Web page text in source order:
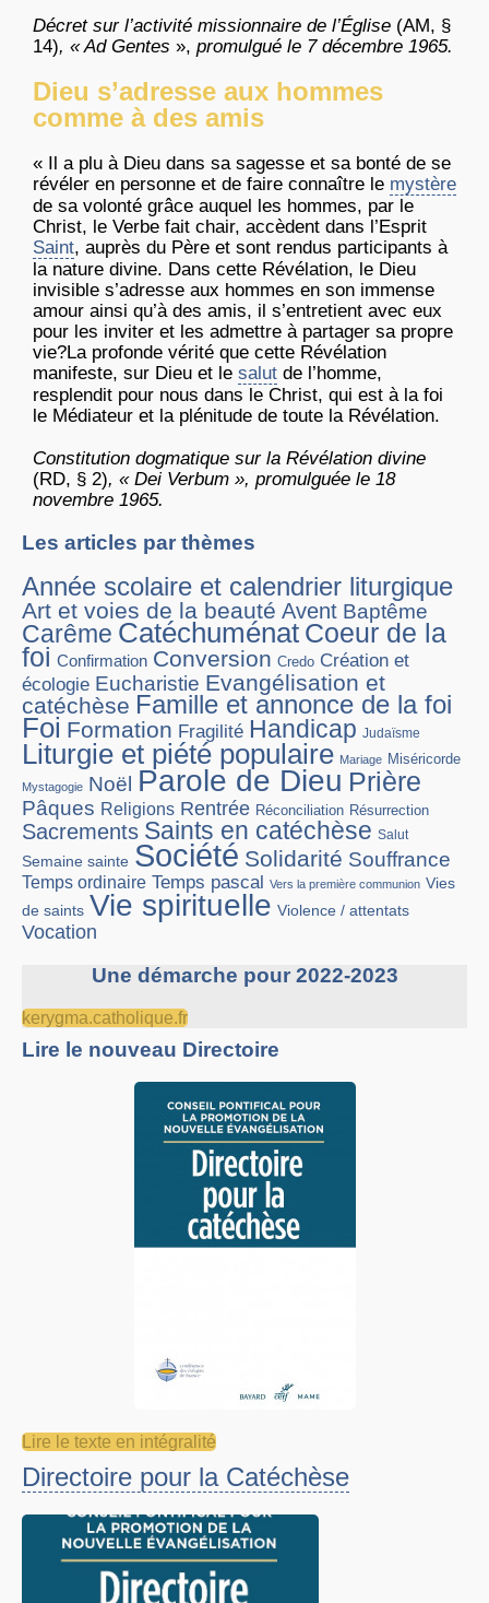
Décret sur l’activité missionnaire de l’Église (AM, §
14), « Ad Gentes », promulgué le 7 décembre 1965.
Dieu s’adresse aux hommes
comme à des amis
« Il a plu à Dieu dans sa sagesse et sa bonté de se
révéler en personne et de faire connaître le mystère
de sa volonté grâce auquel les hommes, par le
Christ, le Verbe fait chair, accèdent dans l’Esprit
Saint, auprès du Père et sont rendus participants à
la nature divine. Dans cette Révélation, le Dieu
invisible s’adresse aux hommes en son immense
amour ainsi qu’à des amis, il s’entretient avec eux
pour les inviter et les admettre à partager sa propre
vie?La profonde vérité que cette Révélation
manifeste, sur Dieu et le salut de l’homme,
resplendit pour nous dans le Christ, qui est à la foi
le Médiateur et la plénitude de toute la Révélation.
Constitution dogmatique surla Révélation divine
(RD, § 2), « Dei Verbum », promulguée le 18
novembre 1965.
Les articles par thèmes
Année scolaire et calendrier liturgique
Art et voies de la beauté Avent Baptême
Carême Catéchuménat Coeur de la
foi Confirmation Conversion Credo Création et
écologie Eucharistie Evangélisation et
catéchèse Famille et annonce de la foi
Foi Formation Fragilité Handicap Judaïsme
Liturgie et piété populaire Mariage Miséricorde
Mystagogie Noël Parole de Dieu Prière
Pâques Religions Rentrée Réconciliation Résurrection
Sacrements Saints en catéchèse Salut
Semaine sainte Société Solidarité Souffrance
Temps ordinaire Temps pascal Vers la première communion Vies
de saints Vie spirituelle Violence / attentats
Vocation
Une démarche pour 2022-2023
kerygma.catholique.fr
Lire le nouveau Directoire
Lire le texte en intégralité
Directoire pour la Catéchèse